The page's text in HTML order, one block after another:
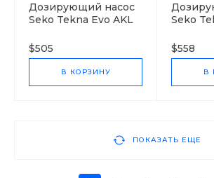
Дозирующий насос
Seko Tekna Evo AKL
$505
В КОРЗИНУ
Seko
$558
В
ПОКАЗАТЬ ЕЩЕ